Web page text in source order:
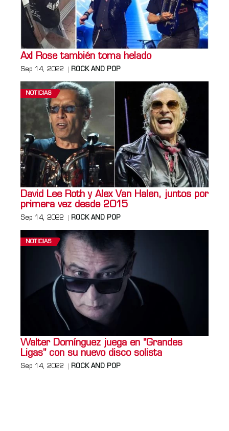
Axl Rose también toma helado
Sep 14, 2022 ROCK AND POP
NOTICIAS
David Lee Roth y Alex Van Halen, juntos por
primera vez desde 2015
Sep 14, 2022 ROCK AND POP
NOTICIAS
Walter Domínguez juega en "Grandes
Ligas" con su nuevo disco solista
Sep 14, 2022 ROCK AND POP